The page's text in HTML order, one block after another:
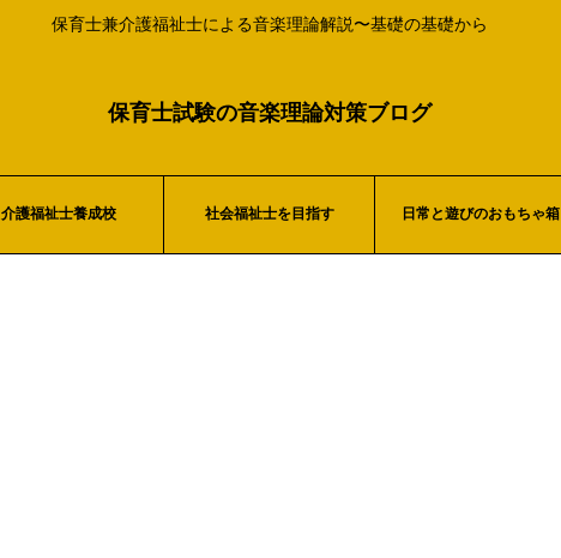
保育士兼介護福祉士による音楽理論解説〜基礎の基礎から
保育士試験の音楽理論対策ブログ
介護福祉士養成校 社会福祉士を目指す 日常と遊びのおもちゃ箱